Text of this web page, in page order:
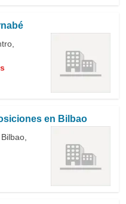
en Bilbao